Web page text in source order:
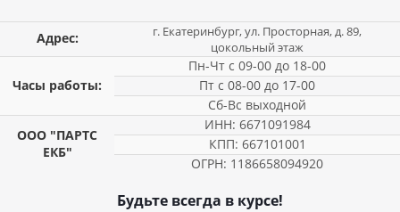
Адрес:
г. Екатеринбург, ул. Просторная, д. 89,
цокольный этаж
Часы работы:
Пн-Чт с 09-00 до 18-00
Пт с 08-00 до 17-00
Сб-Вс выходной
ООО "ПАРТС
ЕКБ"
ИНН: 6671091984
КПП: 667101001
ОГРН: 1186658094920
Будьте всегда в курсе!